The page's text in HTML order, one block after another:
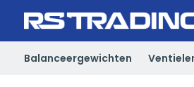
Balanceergewichten